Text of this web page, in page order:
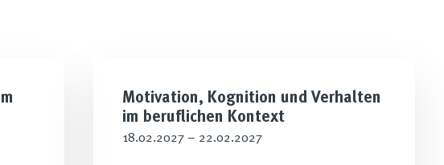
Motivation, Kognition und Verhalten
im beruflichen Kontext
18.02.2027 – 22.02.2027